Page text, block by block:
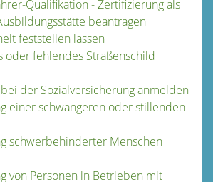
Qualifikation - Zertifizierung als
beantragen
feststellen lassen
oder fehlendes Straßenschild
der Sozialversicherung anmelden
einer schwangeren oder stillenden
schwerbehinderter Menschen
von Personen in Betrieben mit